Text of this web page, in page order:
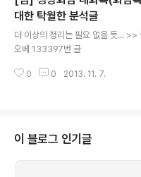
어보고 딴지 걸지 마시고 스킵할 것.
역이 많을 것이나 최대한 원문의 맥
대한 탁월한 분석글
더 이상의 정리는 필요 없을 듯... >>
오베 133397번 글
0 0 2013. 11. 7.
이 블로그 인기글